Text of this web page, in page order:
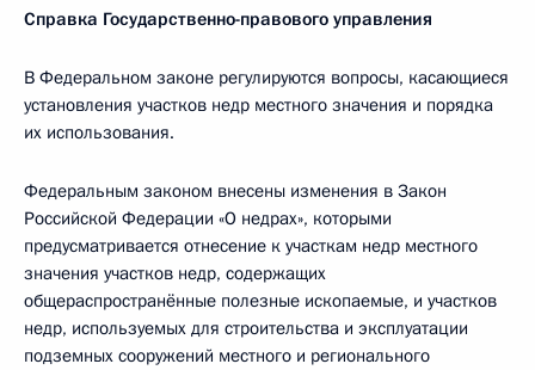
Справка Государственно-правового управления
В Федеральном законе регулируются вопросы, касающиеся
установления участков недр местного значения и порядка
их использования.
Федеральным законом внесены изменения в Закон
Российской Федерации «О недрах», которыми
предусматривается отнесение к участкам недр местного
значения участков недр, содержащих
общераспространённые полезные ископаемые, и участков
недр, используемых для строительства и эксплуатации
подземных сооружений местного и регионального